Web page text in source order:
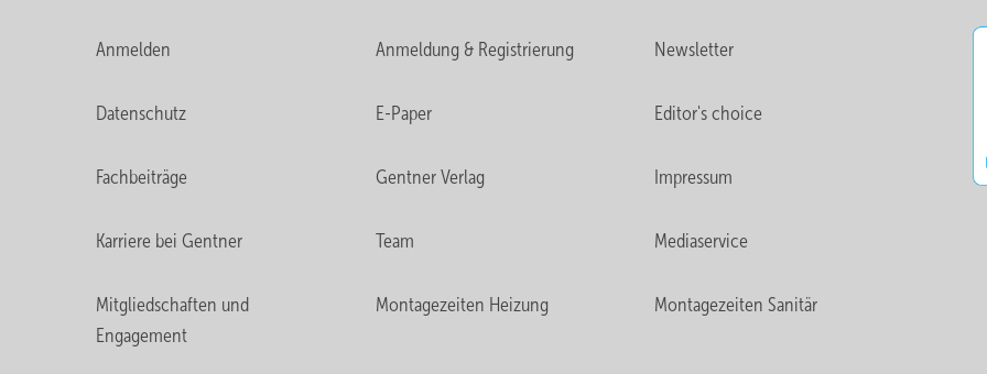
Anmelden Anmeldung & Registrierung Newsletter
Datenschutz E-Paper Editor's choice
Fachbeiträge Gentner Verlag Impressum
Karriere bei Gentner Team Mediaservice
Mitgliedschaften und
Engagement
Montagezeiten Heizung Montagezeiten Sanitär